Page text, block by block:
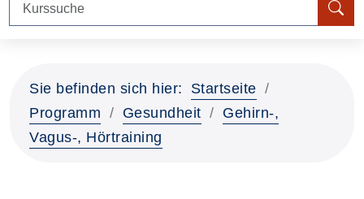
Sie befinden sich hier:
Startseite
Programm
Gesundheit
Gehirn-,
Vagus-, Hörtraining